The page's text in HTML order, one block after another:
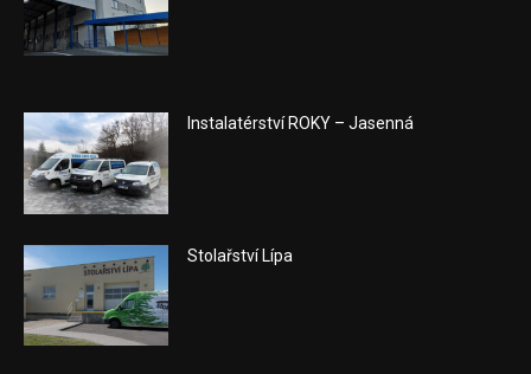
Instalatérství ROKY – Jasenná
Stolařství Lípa